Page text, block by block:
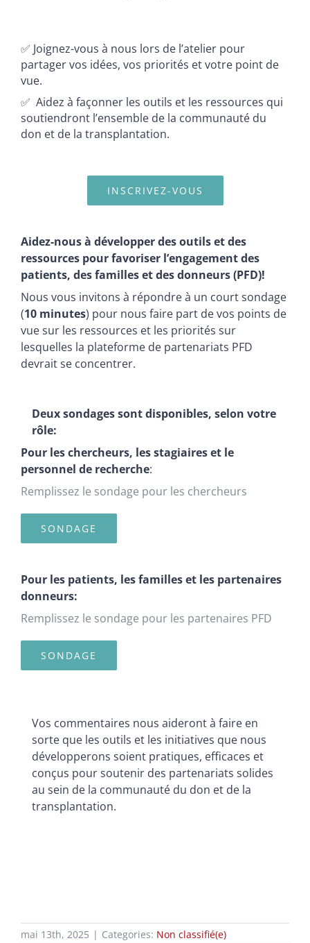
✅ Joignez-vous à nous lors de l’atelier pour
partager vos idées, vos priorités et votre point de
vue.
✅ Aidez à façonner les outils et les ressources qui
soutiendront l’ensemble de la communauté du
don et de la transplantation.
INSCRIVEZ-VOUS
Aidez-nous à développer des outils et des
ressources pour favoriser l’engagement des
patients, des familles et des donneurs (PFD)!
Nous vous invitons à répondre à un court sondage
(10 minutes) pour nous faire part de vos points de
vue sur les ressources et les priorités sur
lesquelles la plateforme de partenariats PFD
devrait se concentrer.
Deux sondages sont disponibles, selon votre
rôle:
Pour les chercheurs, les stagiaires et le
personnel de recherche:
Remplissez le sondage pour les chercheurs
SONDAGE
Pour les patients, les familles et les partenaires
donneurs:
Remplissez le sondage pour les partenaires PFD
SONDAGE
Vos commentaires nous aideront à faire en
sorte que les outils et les initiatives que nous
développerons soient pratiques, efficaces et
conçus pour soutenir des partenariats solides
au sein de la communauté du don et de la
transplantation.
mai 13th, 2025 | Categories: Non classifié(e)